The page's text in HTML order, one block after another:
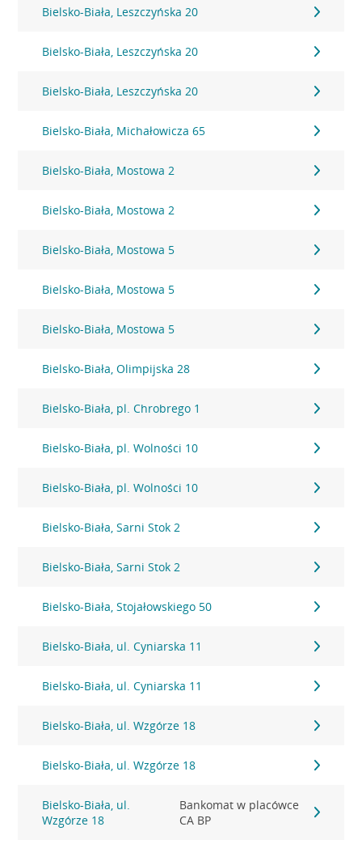
Bielsko-Biała, Leszczyńska 20
Bielsko-Biała, Leszczyńska 20
Bielsko-Biała, Leszczyńska 20
Bielsko-Biała, Michałowicza 65
Bielsko-Biała, Mostowa 2
Bielsko-Biała, Mostowa 2
Bielsko-Biała, Mostowa 5
Bielsko-Biała, Mostowa 5
Bielsko-Biała, Mostowa 5
Bielsko-Biała, Olimpijska 28
Bielsko-Biała, pl. Chrobrego 1
Bielsko-Biała, pl. Wolności 10
Bielsko-Biała, pl. Wolności 10
Bielsko-Biała, Sarni Stok 2
Bielsko-Biała, Sarni Stok 2
Bielsko-Biała, Stojałowskiego 50
Bielsko-Biała, ul. Cyniarska 11
Bielsko-Biała, ul. Cyniarska 11
Bielsko-Biała, ul. Wzgórze 18
Bielsko-Biała, ul. Wzgórze 18
Bielsko-Biała, ul.
Wzgórze 18
Bankomat w placówce
CA BP